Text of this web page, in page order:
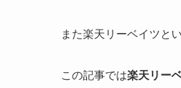
また楽天リーベイツと
この記事では楽天リー